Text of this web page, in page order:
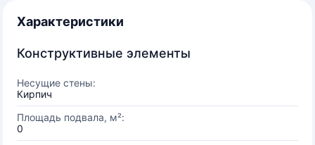
Характеристики
Конструктивные элементы
Несущие стены:
Кирпич
Площадь подвала, м²:
0